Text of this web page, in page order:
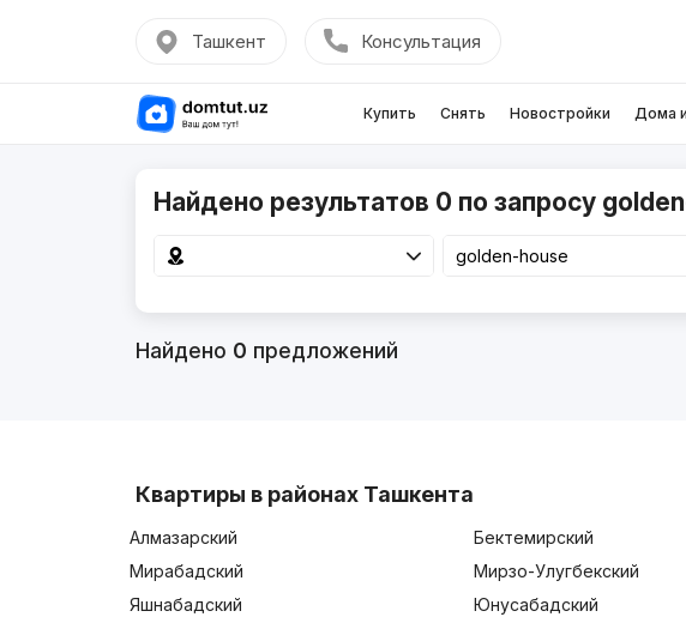
Ташкент Консультация
Купить Снять Новостройки Дома
Найдено результатов 0 по запросу
Найдено 0 предложений
Квартиры в районах Ташкента
Алмазарский Бектемирский
Мирабадский
Мирзо-Улугбекский
Яшнабадский
Юнусабадский